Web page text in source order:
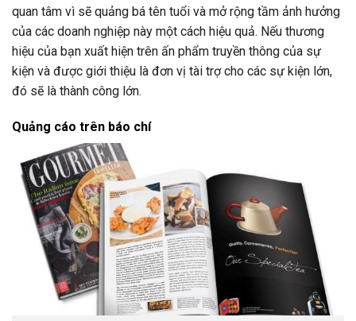
quan tâm vì sẽ quảng bá tên tuổi và mở rộng tầm ảnh hưởng
của các doanh nghiệp này một cách hiệu quả. Nếu thương
hiệu của bạn xuất hiện trên ấn phẩm truyền thông của sự
kiện và được giới thiệu là đơn vị tài trợ cho các sự kiện lớn,
đó sẽ là thành công lớn.
Quảng cáo trên báo chí